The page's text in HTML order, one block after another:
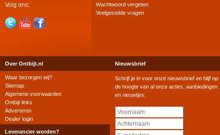
Volg ons:
Wachtwoord vergeten
Veelgestelde vragen
Over Ontbijt.nl
Waar bezorgen wij?
Sitemap
Algemene voorwaarden
Ontbijt links
Adverteren
Dealer login
Leverancier worden?
Nieuwsbrief
Schrijf je in voor onze nieuwsbrief en blijf op
de hoogte van al onze acties, aanbiedingen
en nieuwtjes: